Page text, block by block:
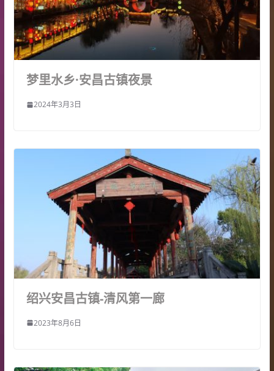
梦里水乡·安昌古镇夜景
2024年3月3日
绍兴安昌古镇-清风第一廊
2023年8月6日